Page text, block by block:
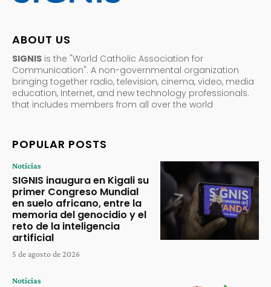
ABOUT US
SIGNIS is the "World Catholic Association for
Communication". A non-governmental organization
bringing together radio, television, cinema, video, media
education, Internet, and new technology professionals.
that includes members from all over the world
POPULAR POSTS
Noticias
SIGNIS inaugura en Kigali su
primer Congreso Mundial
en suelo africano, entre la
memoria del genocidio y el
reto de la inteligencia
artificial
5 de agosto de 2026
Noticias